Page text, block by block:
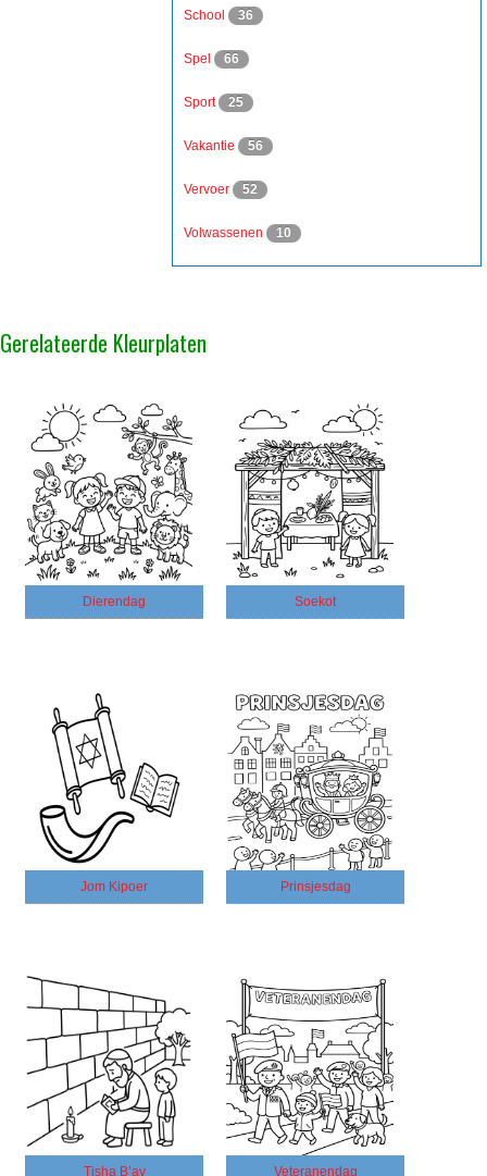
School 36
Spel 66
Sport 25
Vakantie 56
Vervoer 52
Volwassenen 10
Gerelateerde Kleurplaten
Dierendag Soekot
Jom Kipoer Prinsjesdag
Tisha B’av Veteranendag